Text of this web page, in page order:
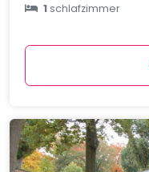
1schlafzimmer